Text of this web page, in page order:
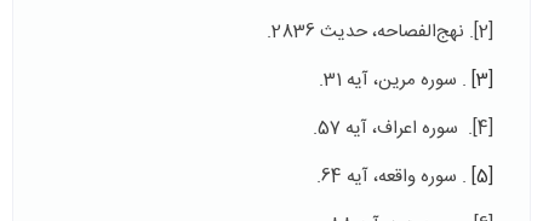
[2]. نهج‌الفصاحه، حدیث 2836.
[3]
. سوره مرین، آیه 31.
[4]. سوره اعراف، آیه 57.
[5]
. سوره واقعه، آیه 64.